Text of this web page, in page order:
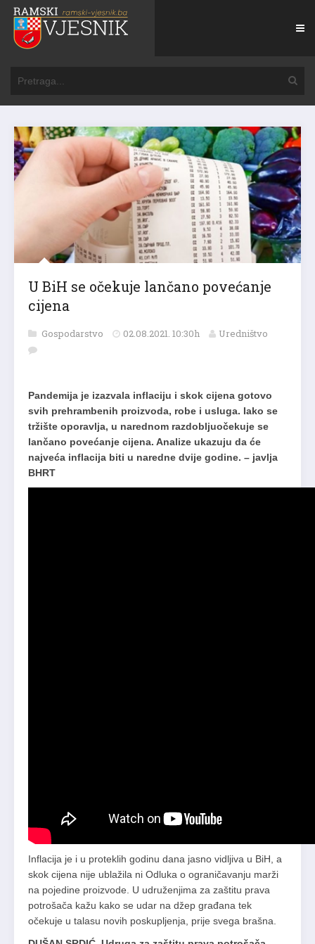
U BiH se očekuje lančano povećanje
cijena
Gospodarstvo 02.08.2021. 10:30h Uredništvo
Pandemija je izazvala inflaciju i skok cijena gotovo
svih prehrambenih proizvoda, robe i usluga. Iako se
tržište oporavlja, u narednom razdobljuočekuje se
lančano povećanje cijena. Analize ukazuju da će
najveća inflacija biti u naredne dvije godine. – javlja
BHRT
Inflacija je i u proteklih godinu dana jasno vidljiva u BiH, a
skok cijena nije ublažila ni Odluka o ograničavanju marži
na pojedine proizvode. U udruženjima za zaštitu prava
potrošača kažu kako se udar na džep građana tek
očekuje u talasu novih poskupljenja, prije svega brašna.